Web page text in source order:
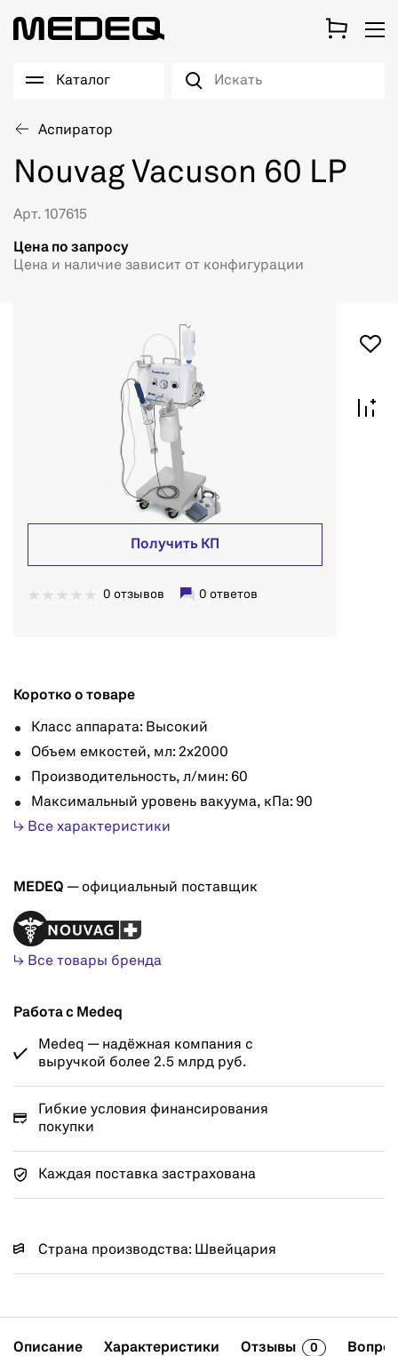
Каталог
Аспиратор
Nouvag Vacuson 60 LP
Арт. 107615
Цена по запросу
Цена и наличие зависит от конфигурации
Получить КП
0 отзывов 0 ответов
Коротко о товаре
Класс аппарата: Высокий
Объем емкостей, мл: 2x2000
Производительность, л/мин: 60
Максимальный уровень вакуума, кПа: 90
↳ Все характеристики
MEDEQ — официальный поставщик
↳ Все товары бренда
Работа с Medeq
Medeq — надёжная компания с
выручкой более 2.5 млрд руб.
Гибкие условия финансирования
покупки
Каждая поставка застрахована
Страна производства: Швейцария
Описание Характеристики Отзывы 0